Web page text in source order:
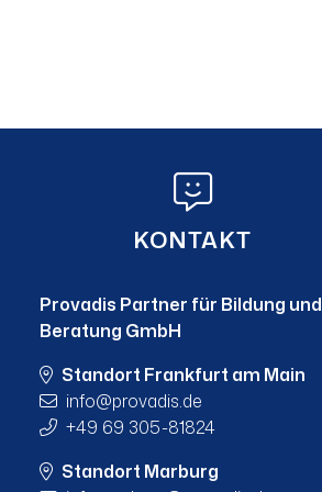
KONTAKT
Provadis Partner für Bildung und
Beratung GmbH
Standort Frankfurt am Main
info
provadis.de
+49 69 305-81824
Standort Marburg